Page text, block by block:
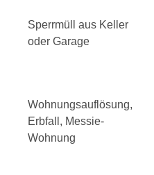
Sperrmüll aus Keller
oder Garage
Wohnungsauflösung,
Erbfall, Messie-
Wohnung